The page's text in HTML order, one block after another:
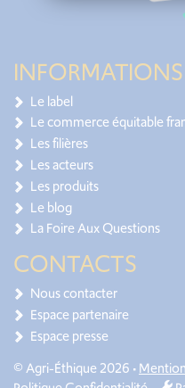
INFORMATIONS
Le label
Le commerce équitable
Les filières
Les acteurs
Les produits
Le blog
La Foire Aux Questions
CONTACTS
Nous contacter
Espace partenaire
Espace presse
© Agri-Éthique 2026 •